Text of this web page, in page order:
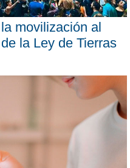
movilización al
la Ley de Tierras